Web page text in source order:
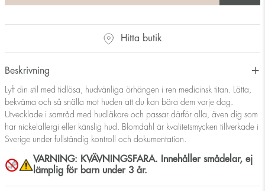
Hitta butik
Beskrivning
Lyft din stil med tidlösa, hudvänliga örhängen i ren medicinsk titan. Lätta,
bekväma och så snälla mot huden att du kan bära dem varje dag.
Utvecklade i samråd med hudläkare och passar därför alla, även dig som
har nickelallergi eller känslig hud. Blomdahl är kvalitetsmycken tillverkade i
Sverige under fullständig kontroll och dokumentation.
VARNING: KVÄVNINGSFARA. Innehåller smådelar, ej
lämplig för barn under 3 år.